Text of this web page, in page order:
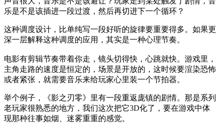
乐是不是该插进一段过渡，然后再切进下一个循环？
这种调度设计，比单纯写一段好听的旋律要重要得多。如果更
深一层解释这种调度的应用，其实是一种心理节奏。
电影有剪辑节奏带着你走，镜头切得快，心跳就快。游戏里，
主角走路的速度是恒定的，场景是开放的，这时候要渲染恐怖
或者紧张，就需要音乐来给玩家心里装一个节拍器。
举个例子，《影之刃零》里有一段重返庞镇的剧情。那是系列
老玩家很熟悉的地方，我们这次把它3D化了，要在游戏中体
现那种往事如烟、迷雾重重的感觉。